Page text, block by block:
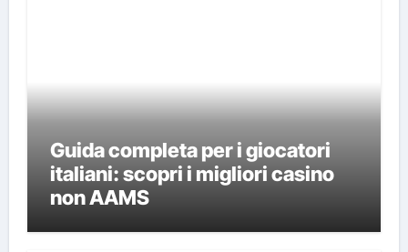
Guida completa per i giocatori
italiani: scopri i migliori casino
non AAMS